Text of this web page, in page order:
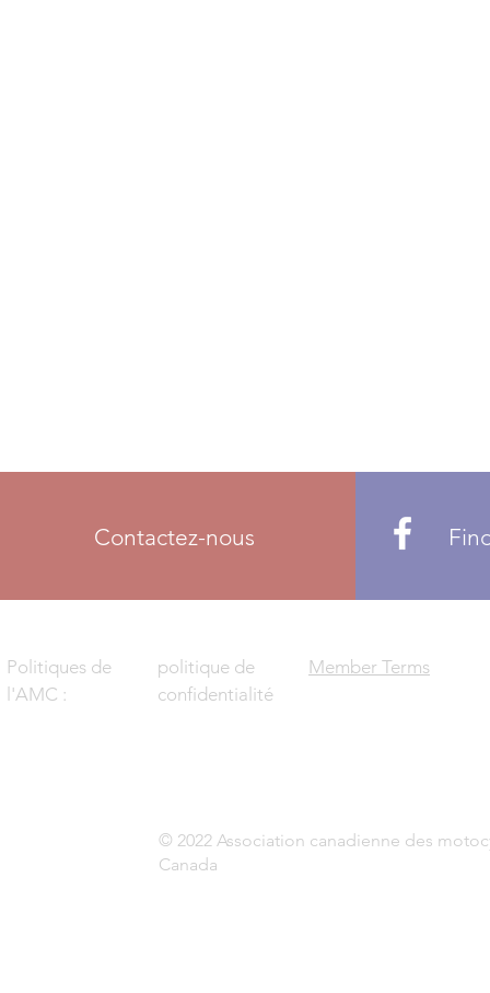
Contactez-nous
Politiques de
l'AMC :
politique de
confidentialité
Member Terms
© 2022 Association canadienne des
Canada